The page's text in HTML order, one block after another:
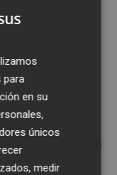
donde la
un simple
y la historia
difícil
rótulo
la
se pierde
para
en su
únicos
medir